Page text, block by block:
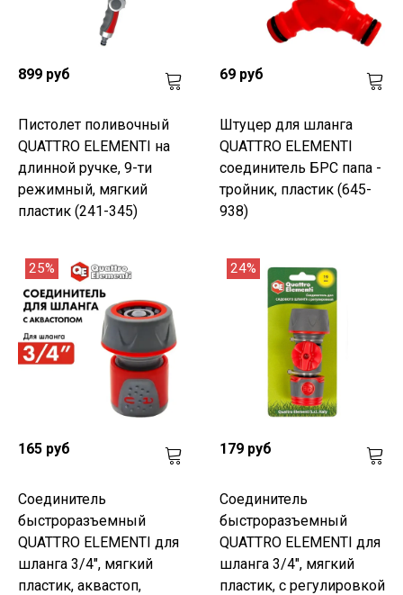
899 руб
Пистолет поливочный
QUATTRO ELEMENTI на
длинной ручке, 9-ти
режимный, мягкий
пластик (241-345)
69 руб
Штуцер для шланга
QUATTRO ELEMENTI
соединитель БРС папа -
тройник, пластик (645-
938)
25%
165 руб
Соединитель
быстроразъемный
QUATTRO ELEMENTI для
шланга 3/4", мягкий
пластик, аквастоп,
24%
179 руб
Соединитель
быстроразъемный
QUATTRO ELEMENTI для
шланга 3/4", мягкий
пластик, с регулировкой